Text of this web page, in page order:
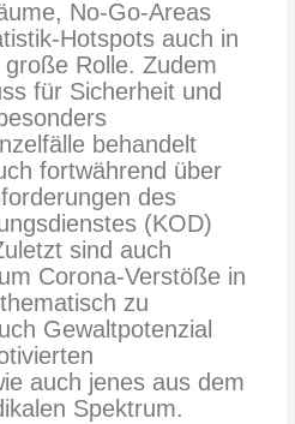
No-Go-Areas
Hotspots auch in
Rolle. Zudem
für Sicherheit und
behandelt
fortwährend über
des
(KOD)
sind auch
Corona-Verstöße in
zu
Gewaltpotenzial
auch jenes aus dem
Spektrum.